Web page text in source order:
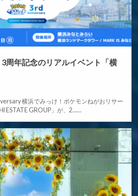
3周年記念のリアルイベント「横
横浜でみっけ！ポケモンねがおリサー
ESTATE GROUP」が、2……